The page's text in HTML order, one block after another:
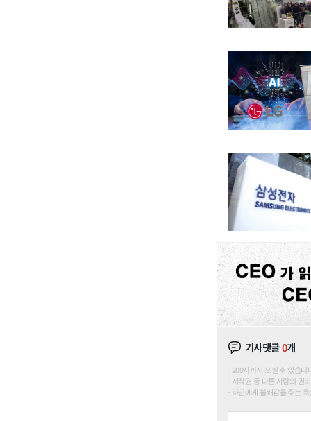
기사댓글0개
200자까지 쓰실 수 있습
저작권 등 다른 사람의 권
타인에게 불쾌감을 주는